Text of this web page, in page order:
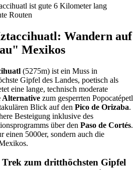
ist gute 6 Kilometer lang
Routen
Wandern auf
Mexikos
(5275m) ist ein Muss in
Gipfel des Landes, poetisch als
eine lange, technisch moderate
Alternative zum gesperrten Popocatépetl
Blick auf den Pico de Orizaba.
Besteigung inklusive des
über den Paso de Cortés.
einen 5000er, sondern auch die
zum dritthöchsten Gipfel